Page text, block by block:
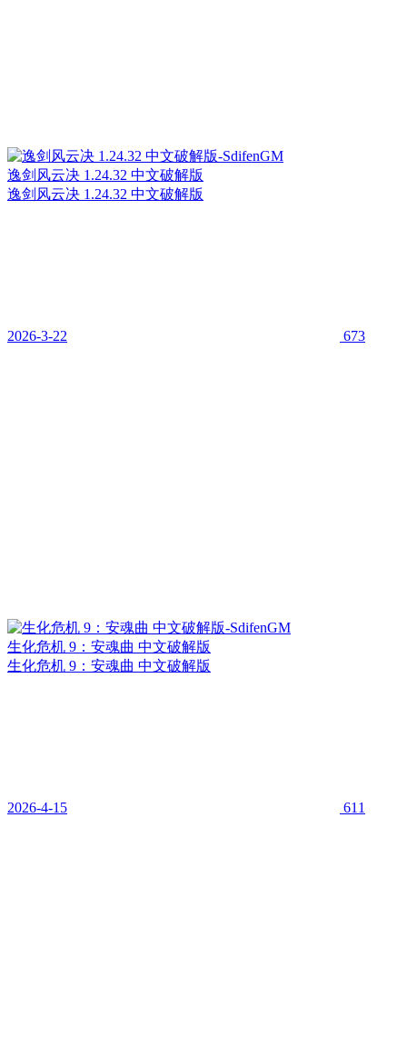
逸剑风云决 1.24.32 中文破解版
逸剑风云决 1.24.32 中文破解版
2026-3-22 673
生化危机 9：安魂曲 中文破解版
生化危机 9：安魂曲 中文破解版
2026-4-15 611